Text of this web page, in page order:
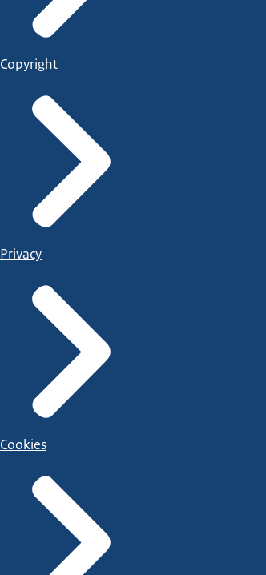
Copyright
Privacy
Cookies